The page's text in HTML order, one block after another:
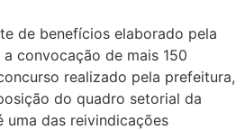
de benefícios elaborado pela
convocação de mais 150
realizado pela prefeitura,
do quadro setorial da
uma das reivindicações